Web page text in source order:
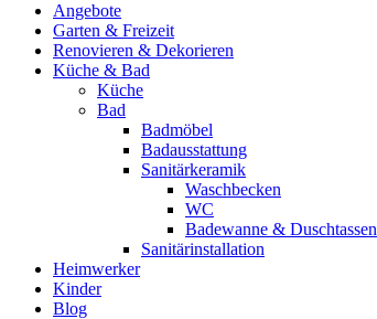
Angebote
Garten & Freizeit
Renovieren & Dekorieren
Küche & Bad
Küche
Bad
Badmöbel
Badausstattung
Sanitärkeramik
Waschbecken
WC
Badewanne & Duschtassen
Sanitärinstallation
Heimwerker
Kinder
Blog